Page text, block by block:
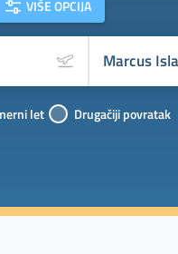
Prevoznik
klasa letova
VIŠE OPCIJA
let Drugačiji povratak